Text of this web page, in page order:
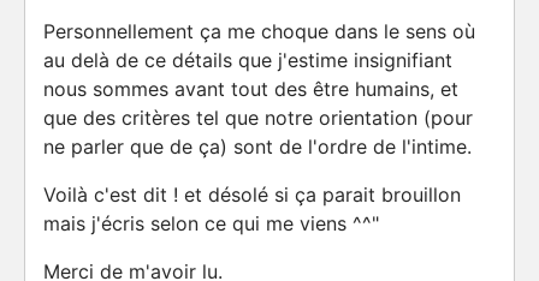
Personnellement ça me choque dans le sens où
au delà de ce détails que j'estime insignifiant
nous sommes avant tout des être humains, et
que des critères tel que notre orientation (pour
ne parler que de ça) sont de l'ordre de l'intime.
Voilà c'est dit ! et désolé si ça parait brouillon
mais j'écris selon ce qui me viens ^^"
Merci de m'avoir lu.